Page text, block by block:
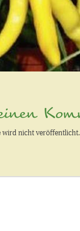
wird nicht veröffentlicht.